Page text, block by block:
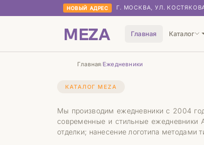
НОВЫЙ АДРЕС Г. МОСКВА, УЛ.
MEZA Главная Каталог
Главная/Ежедневники
КАТАЛОГ MEZA
Мы производим ежедневники с 2004
современные и стильные ежедневники
отделки; нанесение логотипа методами